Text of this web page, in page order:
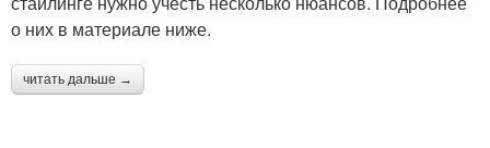
о них в материале ниже.
читать дальше →